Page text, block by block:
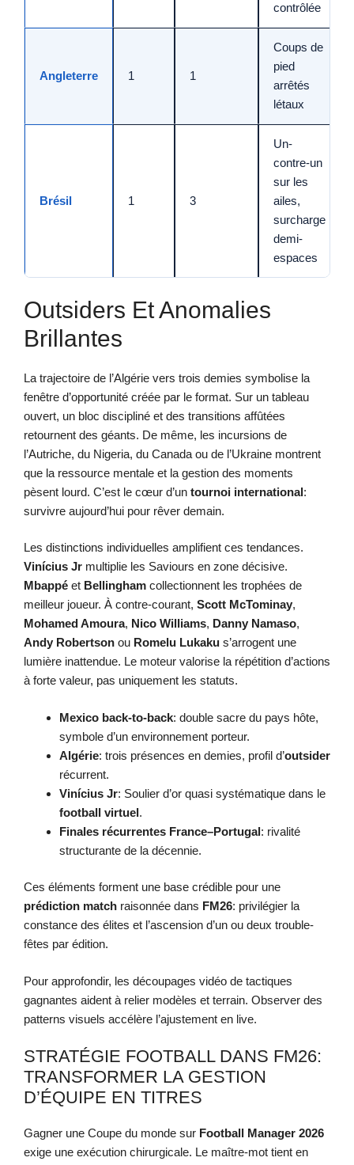
contrôlée
Angleterre 1 1
Coups de
pied
arrêtés
létaux
Brésil 1 3
Un-
contre-un
sur les
ailes,
surcharge
demi-
espaces
Outsiders Et Anomalies
Brillantes
La trajectoire de l’Algérie vers trois demies symbolise la
fenêtre d’opportunité créée par le format. Sur un tableau
ouvert, un bloc discipliné et des transitions affûtées
retournent des géants. De même, les incursions de
l’Autriche, du Nigeria, du Canada ou de l’Ukraine montrent
que la ressource mentale et la gestion des moments
pèsent lourd. C’est le cœur d’un tournoi international:
survivre aujourd’hui pour rêver demain.
Les distinctions individuelles amplifient ces tendances.
Vinícius Jr multiplie les Saviours en zone décisive.
Mbappé et Bellingham collectionnent les trophées de
meilleur joueur. À contre-courant, Scott McTominay,
Mohamed Amoura, Nico Williams, Danny Namaso,
Andy Robertson ou Romelu Lukaku s’arrogent une
lumière inattendue. Le moteur valorise la répétition d’actions
à forte valeur, pas uniquement les statuts.
Mexico back-to-back: double sacre du pays hôte,
symbole d’un environnement porteur.
Algérie: trois présences en demies, profil d’outsider
récurrent.
Vinícius Jr: Soulier d’or quasi systématique dans le
football virtuel.
Finales récurrentes France–Portugal: rivalité
structurante de la décennie.
Ces éléments forment une base crédible pour une
prédiction match raisonnée dans FM26: privilégier la
constance des élites et l’ascension d’un ou deux trouble-
fêtes par édition.
Pour approfondir, les découpages vidéo de tactiques
gagnantes aident à relier modèles et terrain. Observer des
patterns visuels accélère l’ajustement en live.
STRATÉGIE FOOTBALL DANS FM26:
TRANSFORMER LA GESTION
D’ÉQUIPE EN TITRES
Gagner une Coupe du monde sur Football Manager 2026
exige une exécution chirurgicale. Le maître-mot tient en